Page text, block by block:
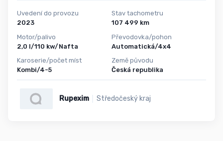
Uvedení do provozu
2023
Motor/palivo
2,0 l/110 kw/Nafta
Karoserie/počet míst
Kombi/4-5
Stav tachometru
107 499 km
Převodovka/pohon
Automatická/4x4
Země původu
Česká republika
Rupexim Středočeský kraj